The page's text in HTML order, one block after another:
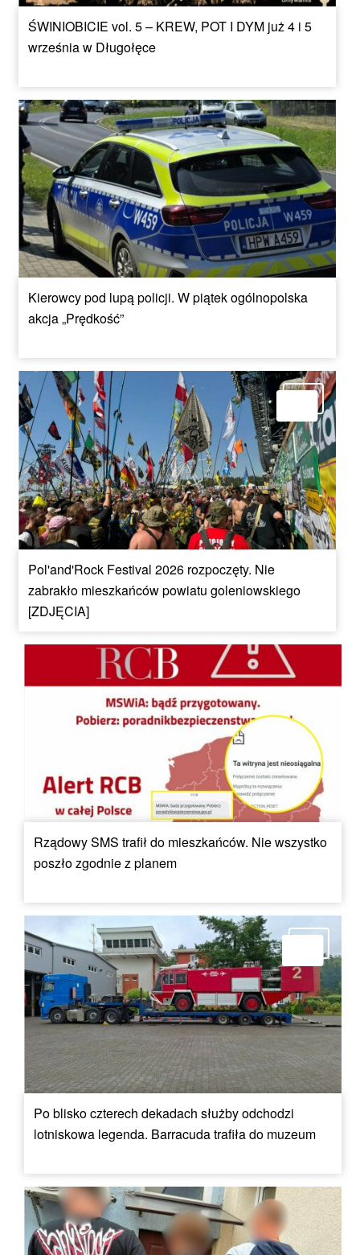
ŚWINIOBICIE vol. 5 – KREW, POT I DYM już 4 i 5
września w Długołęce
Kierowcy pod lupą policji. W piątek ogólnopolska
akcja „Prędkość”
Pol'and'Rock Festival 2026 rozpoczęty. Nie
zabrakło mieszkańców powiatu goleniowskiego
[ZDJĘCIA]
Rządowy SMS trafił do mieszkańców. Nie wszystko
poszło zgodnie z planem
Po blisko czterech dekadach służby odchodzi
lotniskowa legenda. Barracuda trafiła do muzeum